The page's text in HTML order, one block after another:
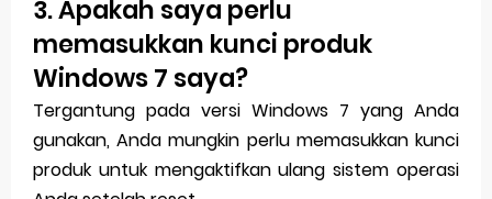
3. Apakah saya perlu
memasukkan kunci produk
Windows 7 saya?
Tergantung pada versi Windows 7 yang Anda
gunakan, Anda mungkin perlu memasukkan kunci
produk untuk mengaktifkan ulang sistem operasi